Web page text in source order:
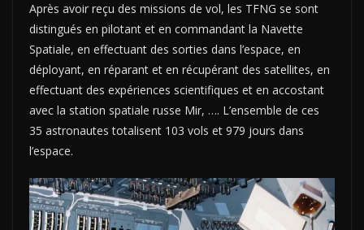
Après avoir reçu des missions de vol, les TFNG se sont
distingués en pilotant et en commandant la Navette
Spatiale, en effectuant des sorties dans l’espace, en
déployant, en réparant et en récupérant des satellites, en
effectuant des expériences scientifiques et en accostant
avec la station spatiale russe Mir, …. L’ensemble de ces
35 astronautes totalisent 103 vols et 979 jours dans
l’espace.